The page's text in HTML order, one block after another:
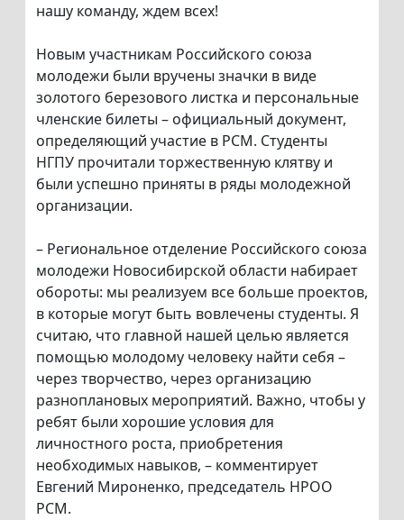
нашу команду, ждем всех!
Новым участникам Российского союза
молодежи были вручены значки в виде
золотого березового листка и персональные
членские билеты – официальный документ,
определяющий участие в РСМ. Студенты
НГПУ прочитали торжественную клятву и
были успешно приняты в ряды молодежной
организации.
– Региональное отделение Российского союза
молодежи Новосибирской области набирает
обороты: мы реализуем все больше проектов,
в которые могут быть вовлечены студенты. Я
считаю, что главной нашей целью является
помощью молодому человеку найти себя –
через творчество, через организацию
разноплановых мероприятий. Важно, чтобы у
ребят были хорошие условия для
личностного роста, приобретения
необходимых навыков, – комментирует
Евгений Мироненко, председатель НРОО
РСМ.